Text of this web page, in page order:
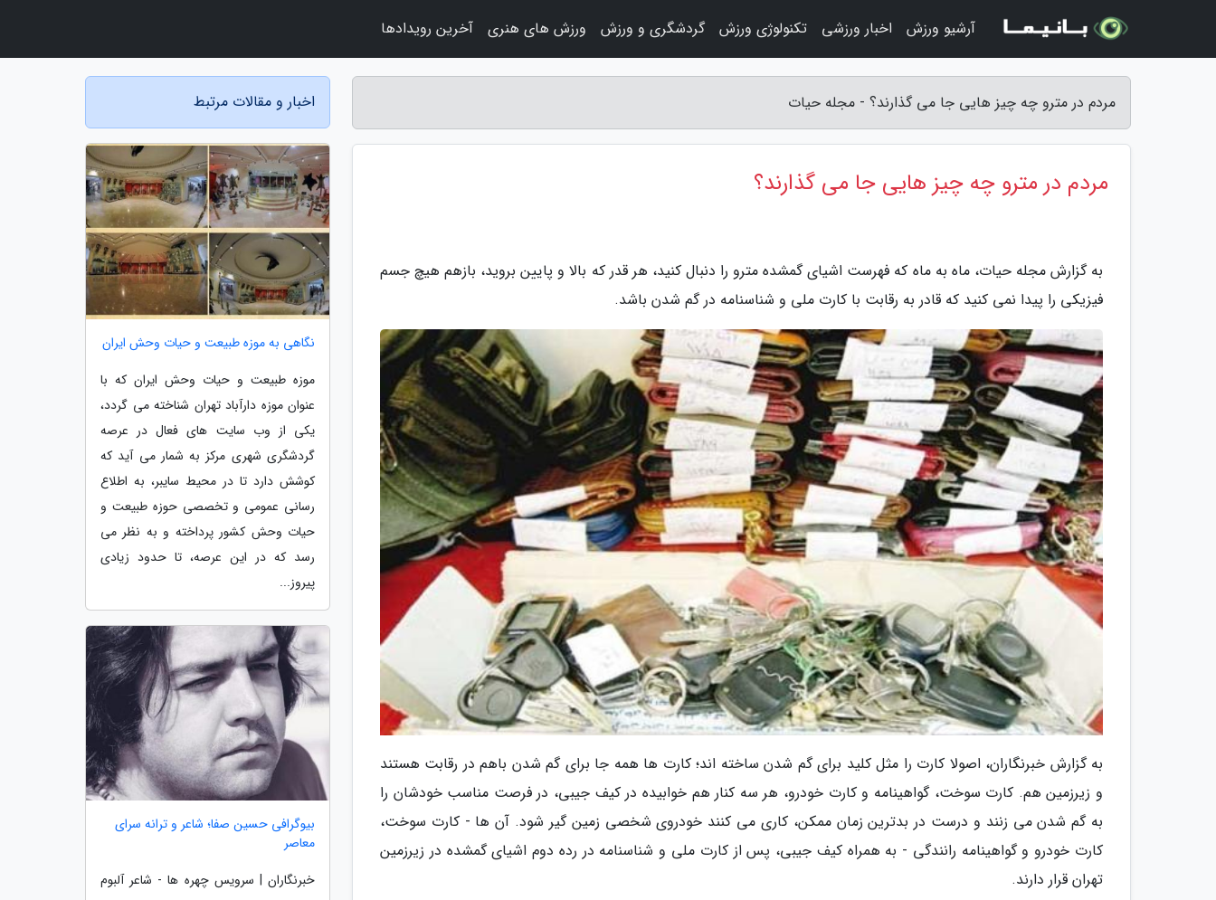
مردم در مترو چه چیز هایی جا می گذارند؟ - مجله حیات
مردم در مترو چه چیز هایی جا می گذارند؟
به گزارش مجله حیات، ماه به ماه که فهرست اشیای گمشده مترو را دنبال کنید، هر قدر که بالا و پایین بروید، بازهم هیچ جسم
فیزیکی را پیدا نمی کنید که قادر به رقابت با کارت ملی و شناسنامه در گم شدن باشد.
به گزارش خبرنگاران، اصولا کارت را مثل کلید برای گم شدن ساخته اند؛ کارت ها همه جا برای گم شدن باهم در رقابت هستند
و زیرزمین هم. کارت سوخت، گواهینامه و کارت خودرو، هر سه کنار هم خوابیده در کیف جیبی، در فرصت مناسب خودشان را
به گم شدن می زنند و درست در بدترین زمان ممکن، کاری می کنند خودروی شخصی زمین گیر شود. آن ها - کارت سوخت،
کارت خودرو و گواهینامه رانندگی - به همراه کیف جیبی، پس از کارت ملی و شناسنامه در رده دوم اشیای گمشده در زیرزمین
تهران قرار دارند.
اخبار و مقالات مرتبط
نگاهی به موزه طبیعت و حیات وحش ایران
موزه طبیعت و حیات وحش ایران که با
عنوان موزه دارآباد تهران شناخته می گردد،
یکی از وب سایت های فعال در عرصه
گردشگری شهری مرکز به شمار می آید که
کوشش دارد تا در محیط سایبر، به اطلاع
رسانی عمومی و تخصصی حوزه طبیعت و
حیات وحش کشور پرداخته و به نظر می
رسد که در این عرصه، تا حدود زیادی
پیروز...
بیوگرافی حسین صفا؛ شاعر و ترانه سرای
معاصر
خبرنگاران | سرویس چهره ها - شاعر آلبوم
آرشیو ورزش اخبار ورزشی تکنولوژی ورزش گردشگری و ورزش ورزش های هنری آخرین رویدادها